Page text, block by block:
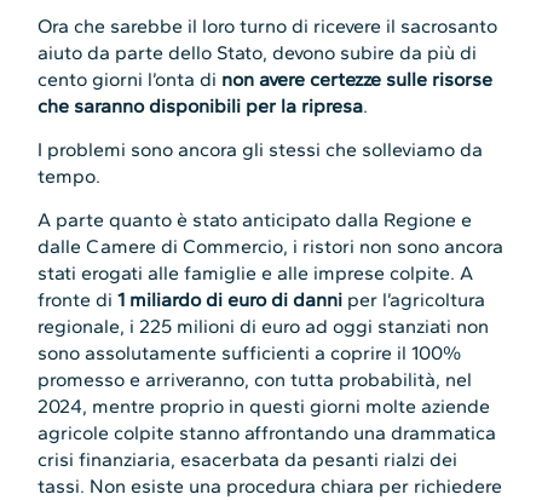
Ora che sarebbe il loro turno di ricevere il sacrosanto
aiuto da parte dello Stato, devono subire da più di
cento giorni l’onta di non avere certezze sulle risorse
che saranno disponibili per la ripresa.
I problemi sono ancora gli stessi che solleviamo da
tempo.
A parte quanto è stato anticipato dalla Regione e
dalle Camere di Commercio, i ristori non sono ancora
stati erogati alle famiglie e alle imprese colpite. A
fronte di1 miliardo di euro di danni per l’agricoltura
regionale, i 225 milioni di euro ad oggi stanziati non
sono assolutamente sufficienti a coprire il 100%
promesso e arriveranno, con tutta probabilità, nel
2024, mentre proprio in questi giorni molte aziende
agricole colpite stanno affrontando una drammatica
crisi finanziaria, esacerbata da pesanti rialzi dei
tassi. Non esiste una procedura chiara per richiedere